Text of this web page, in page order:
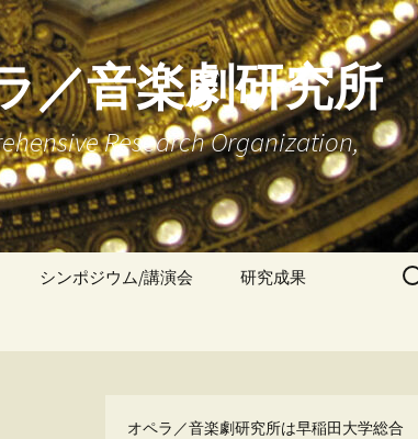
／音楽劇研究所
Research Organization,
シンポジウム/講演会 研究成果
究ハンドブック』
検
索:
オペラ／音楽劇研究所は早稲田大学総合